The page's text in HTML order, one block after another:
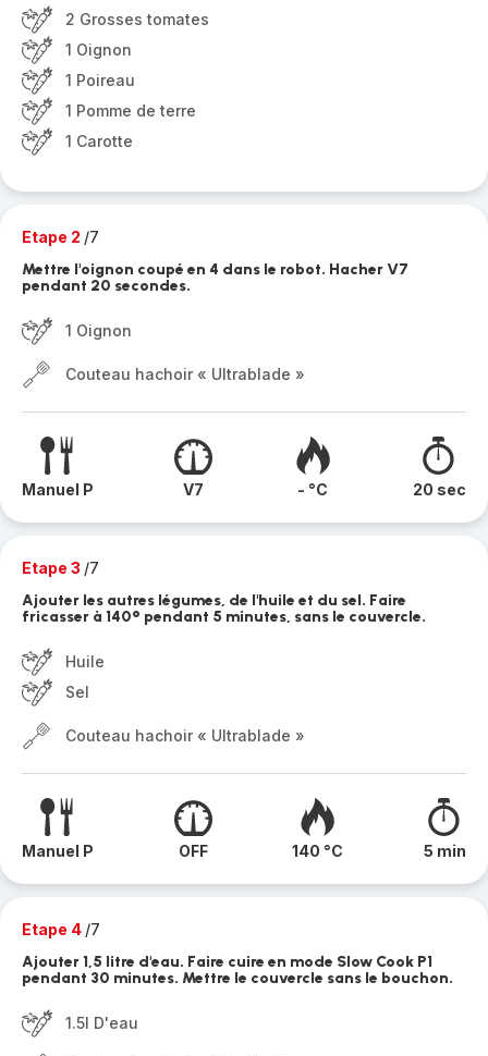
2 Grosses tomates
1 Oignon
1 Poireau
1 Pomme de terre
1 Carotte
Etape 2 /7
Mettre l'oignon coupé en 4 dans le robot. Hacher V7
pendant 20 secondes.
1 Oignon
Couteau hachoir « Ultrablade »
Manuel P V7 - °C 20 sec
Etape 3 /7
Ajouter les autres légumes, de l'huile et du sel. Faire
fricasser à 140° pendant 5 minutes, sans le couvercle.
Huile
Sel
Couteau hachoir « Ultrablade »
Manuel P OFF 140 °C 5 min
Etape 4 /7
Ajouter 1,5 litre d'eau. Faire cuire en mode Slow Cook P1
pendant 30 minutes. Mettre le couvercle sans le bouchon.
1.5l D'eau